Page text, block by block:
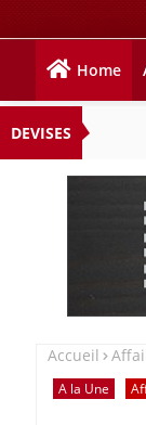
Home
DEVISES
Accueil
A la Une